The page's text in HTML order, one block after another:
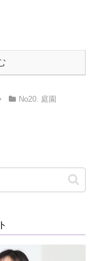
No20. 庭園